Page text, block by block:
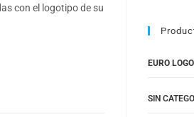
con el logotipo de su
EURO LOGO
SIN